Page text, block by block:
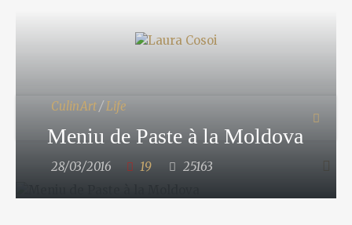
CulinArt /Life
Meniu de Paste à la Moldova
28/03/2016 19 25163